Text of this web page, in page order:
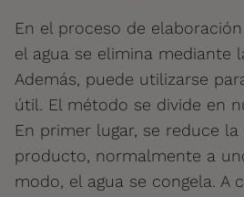
En el proceso de
el agua se elimina mediante
Además, puede utilizarse
útil. El método se divide en
En primer lugar, se reduce
producto, normalmente a
modo, el agua se congela. A